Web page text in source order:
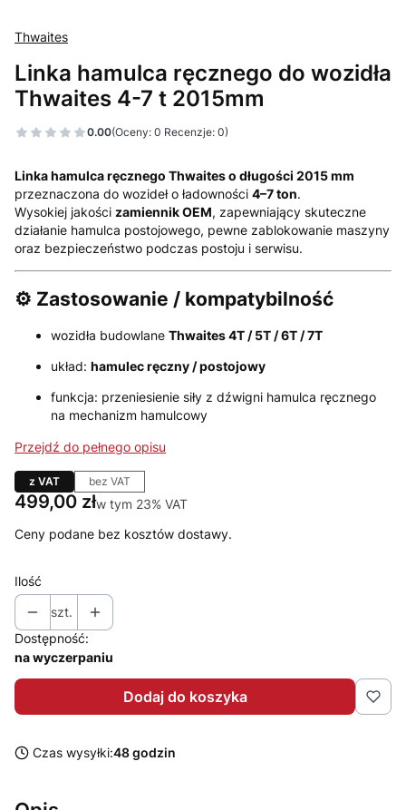
Thwaites
Linka hamulca ręcznego do wozidła
Thwaites 4-7 t 2015mm
0.00(Oceny: 0 Recenzje: 0)
Linka hamulca ręcznego Thwaites o długości 2015 mm
przeznaczona do wozideł o ładowności 4–7 ton.
Wysokiej jakości zamiennik OEM, zapewniający skuteczne
działanie hamulca postojowego, pewne zablokowanie maszyny
oraz bezpieczeństwo podczas postoju i serwisu.
⚙️ Zastosowanie / kompatybilność
wozidła budowlane Thwaites4T / 5T / 6T / 7T
układ: hamulec ręczny / postojowy
funkcja: przeniesienie siły z dźwigni hamulca ręcznego
na mechanizm hamulcowy
Przejdź do pełnego opisu
z VAT bez VAT
Cena
499,00 złw tym 23% VAT
w tym 23% VAT
Ceny podane bez kosztów dostawy.
Ilość
szt.
Dostępność:
na wyczerpaniu
Dodaj do koszyka
Czas wysyłki:48 godzin